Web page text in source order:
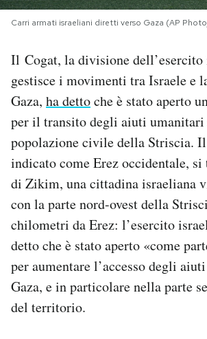
I MIEI PREFERITI
SHOP
CALENDARIO
AREA PERSONALE
Area Personale
Newsletter
Notifiche mobile
Regala il Post
Hai bisogno di aiuto?
Carri armati israeliani diretti verso Gaza (AP
Il Cogat, la divisione dell’esercito
gestisce i movimenti tra Israele e
Gaza, ha dettoche è stato aperto
per il transito degli aiuti
popolazione civile della Striscia.
indicato come Erez occidentale, si
di Zikim, una cittadina israeliana
con la parte nord-ovest della
chilometri da Erez: l’esercito
detto che è stato aperto «come
per aumentare l’accesso degli
Gaza, e in particolare nella parte
del territorio.